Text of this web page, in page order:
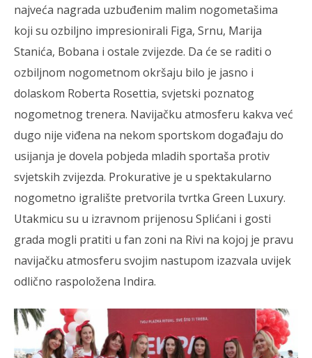
najveća nagrada uzbuđenim malim nogometašima
koji su ozbiljno impresionirali Figa, Srnu, Marija
Stanića, Bobana i ostale zvijezde. Da će se raditi o
ozbiljnom nogometnom okršaju bilo je jasno i
dolaskom Roberta Rosettia, svjetski poznatog
nogometnog trenera. Navijačku atmosferu kakva već
dugo nije viđena na nekom sportskom događaju do
usijanja je dovela pobjeda mladih sportaša protiv
svjetskih zvijezda. Prokurative je u spektakularno
nogometno igralište pretvorila tvrtka Green Luxury.
Utakmicu su u izravnom prijenosu Splićani i gosti
grada mogli pratiti u fan zoni na Rivi na kojoj je pravu
navijačku atmosferu svojim nastupom izazvala uvijek
odlično raspoložena Indira.